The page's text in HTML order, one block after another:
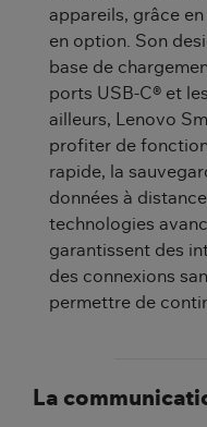
appareils, grâce
en option. Son
base de
ports USB-C® et
ailleurs, Lenovo
profiter de
rapide, la
données à
technologies
garantissent des
des connexions
permettre de
La